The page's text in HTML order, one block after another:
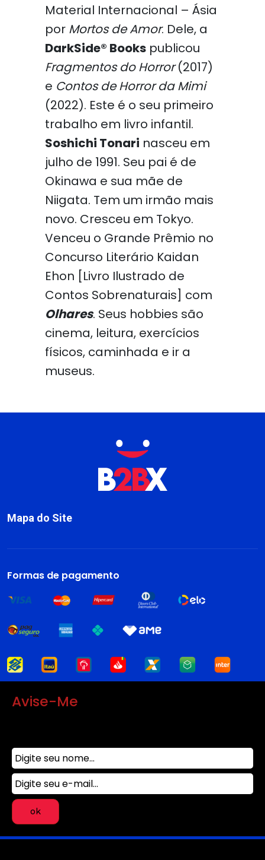
Avise-Me
Material Internacional – Ásia
por Mortos de Amor. Dele, a
DarkSide® Bookspublicou
Fragmentos do Horror(2017)
e Contos de Horror da Mimi
(2022). Este é o seu primeiro
trabalho em livro infantil.
Soshichi Tonari nasceu em
julho de 1991. Seu pai é de
Okinawa e sua mãe de
Niigata. Tem um irmão mais
novo. Cresceu em Tokyo.
Venceu o Grande Prêmio no
Concurso Literário Kaidan
Ehon [Livro Ilustrado de
Contos Sobrenaturais] com
Olhares. Seus hobbies são
cinema, leitura, exercícios
físicos, caminhada e ir a
museus.
Mapa do Site
Formas de pagamento
Cristina, Barueri - SP, 06421-400 CNPJ: 17.285.159/0003-64 - SAC:
atendimento@darksidebooks.com • Horário de atendimento: Seg a sexta
das 9h às 18h
Powered by